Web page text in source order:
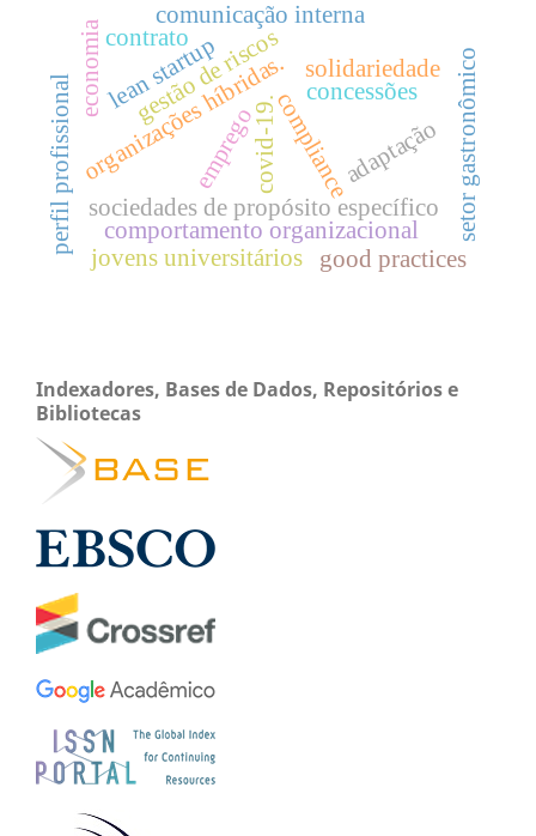
covid-19.
concessões
sociedades de propósito específico
organizações híbridas.
gestão de riscos
compliance
lean startup setor gastronômico
adaptação
comunicação interna
comportamento organizacional
jovens universitários
solidariedade
economia
good practices
emprego
perfil profissional
contrato
Indexadores, Bases de Dados, Repositórios e
Bibliotecas